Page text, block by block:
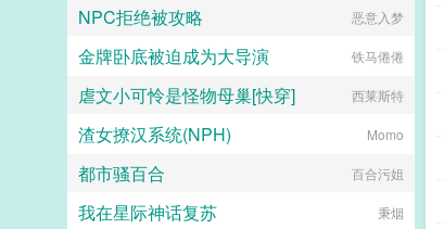
NPC拒绝被攻略 恶意入梦
金牌卧底被迫成为大导演 铁马倦倦
虐文小可怜是怪物母巢[快穿] 西莱斯特
渣女撩汉系统(NPH) Momo
都市骚百合 百合污姐
我在星际神话复苏 秉烟